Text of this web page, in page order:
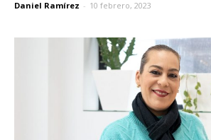
Daniel Ramírez - 10 febrero, 2023